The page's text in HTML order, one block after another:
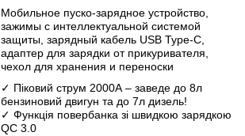
Мобильное пуско-зарядное устройство,
зажимы с интеллектуальной системой
защиты, зарядный кабель USB Type-C,
адаптер для зарядки от прикуривателя,
чехол для хранения и переноски
✓ Піковий струм 2000А – заведе до 8л
бензиновий двигун та до 7л дизель!
✓ Функція повербанка зі швидкою зарядкою
QC 3.0